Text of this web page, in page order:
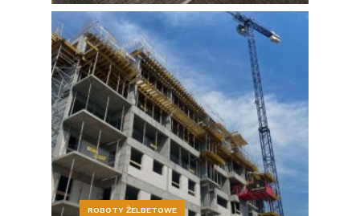
ROBOTY ŻELBETOWE